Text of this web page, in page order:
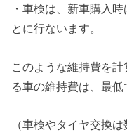
・車検は、新車購入
とに行ないます。
このような維持費を計
る車の維持費は、最
（車検やタイヤ交換